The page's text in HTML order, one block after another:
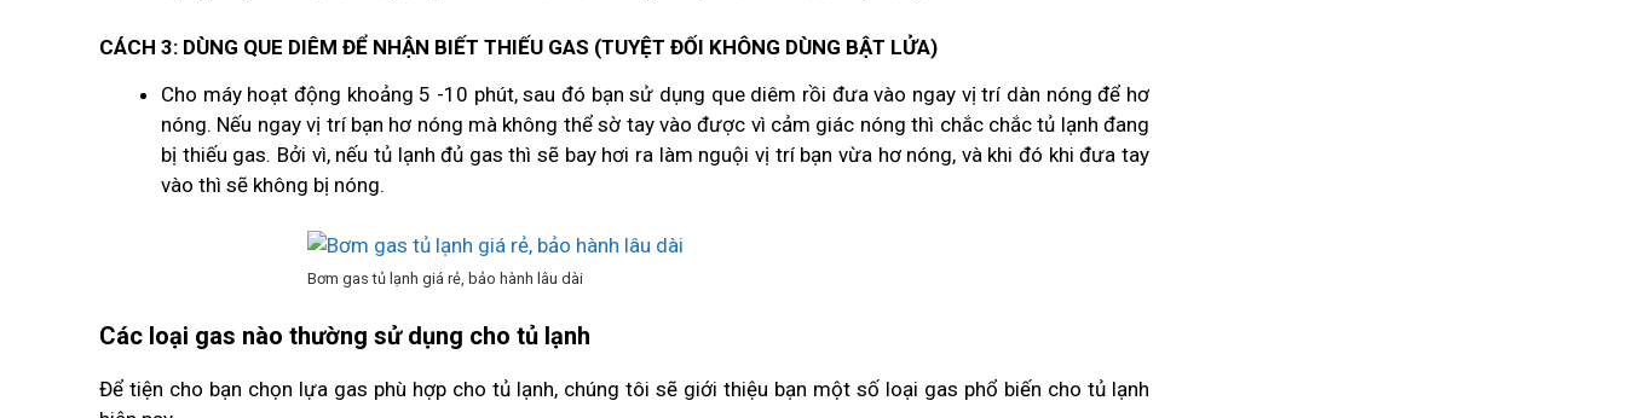
CÁCH 3: DÙNG QUE DIÊM ĐỂ NHẬN BIẾT THIẾU GAS (TUYỆT ĐỐI KHÔNG DÙNG BẬT LỬA)
Cho máy hoạt động khoảng 5 -10 phút, sau đó bạn sử dụng que diêm rồi đưa vào ngay vị trí dàn nóng để hơ
nóng. Nếu ngay vị trí bạn hơ nóng mà không thể sờ tay vào được vì cảm giác nóng thì chắc chắc tủ lạnh đang
bị thiếu gas. Bởi vì, nếu tủ lạnh đủ gas thì sẽ bay hơi ra làm nguội vị trí bạn vừa hơ nóng, và khi đó khi đưa tay
vào thì sẽ không bị nóng.
Bơm gas tủ lạnh giá rẻ, bảo hành lâu dài
Các loại gas nào thường sử dụng cho tủ lạnh
Để tiện cho bạn chọn lựa gas phù hợp cho tủ lạnh, chúng tôi sẽ giới thiệu bạn một số loại gas phổ biến cho tủ lạnh